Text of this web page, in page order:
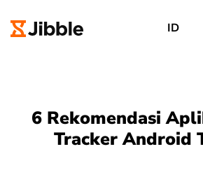
ID
6 Rekomendasi
Tracker Android